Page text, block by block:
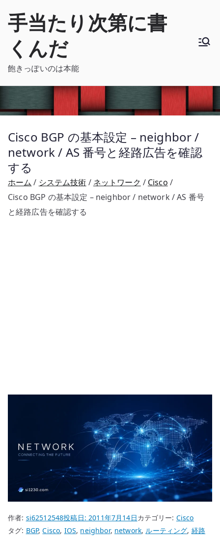
手当たり次第に書
くんだ
飽きっぽいのは本能
Cisco BGP の基本設定 – neighbor /
network / AS 番号と経路広告を確認
する
ホーム システム技術 ネットワーク
Cisco
Cisco BGP の基本設定 – neighbor / network / AS 番号
と経路広告を確認する
作者: si62512548投稿日:2011年7月14日カテゴリー: Cisco
タグ: BGP,Cisco, IOS, neighbor, network, ルーティング, 経路